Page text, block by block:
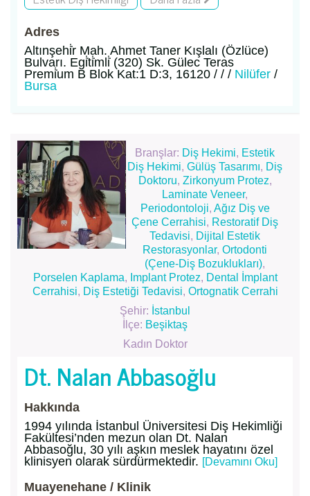
Adres
Altınşehi̇̇r Mah. Ahmet Taner Kışlalı (Özlüce)
Bulvarı. Egi̇̇ti̇̇mli̇̇ (320) Sk. Gülec Teras
Premi̇̇um B Blok Kat:1 D:3, 16120 / / / Nilüfer /
Bursa
Branşlar: Diş Hekimi, Estetik
Diş Hekimi,Gülüş Tasarımı, Diş
Doktoru, Zirkonyum Protez,
Laminate Veneer,
Periodontoloji, Ağız Diş ve
Çene Cerrahisi, Restoratif Diş
Tedavisi, Dijital Estetik
Restorasyonlar,Ortodonti
(Çene-Diş Bozuklukları),
Porselen Kaplama, Implant Protez, Dental İmplant
Cerrahisi, Diş Estetiği Tedavisi, Ortognatik Cerrahi
Şehir: İstanbul
İlçe: Beşiktaş
Kadın Doktor
Dt. Nalan Abbasoğlu
Hakkında
1994 yılında İstanbul Üniversitesi Diş Hekimliği
Fakültesi’nden mezun olan Dt. Nalan
Abbasoğlu, 30 yılı aşkın meslek hayatını özel
klinisyen olarak sürdürmektedir. [Devamını Oku]
Muayenehane / Klinik